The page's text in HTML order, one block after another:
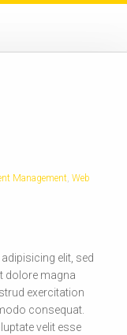
Management, Web
elit, sed
dolore magna
exercitation
consequat.
velit esse